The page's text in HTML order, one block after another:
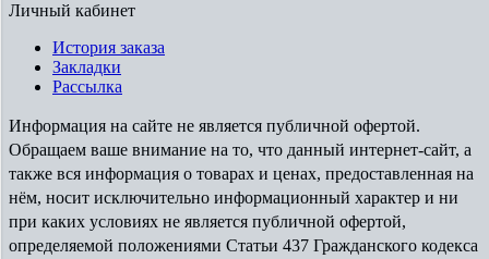
Личный кабинет
История заказа
Закладки
Рассылка
Информация на сайте не является публичной офертой.
Обращаем ваше внимание на то, что данный интернет-сайт, а
также вся информация о товарах и ценах, предоставленная на
нём, носит исключительно информационный характер и ни
при каких условиях не является публичной офертой,
определяемой положениями Статьи 437 Гражданского кодекса